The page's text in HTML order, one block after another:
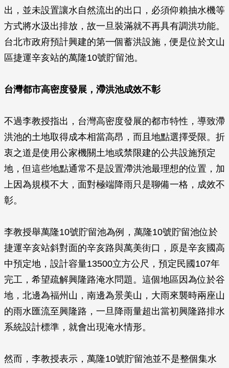
出，並未設置讓水自然流出的出口，必須仰賴抽水機等
方式將水汲出排放，故一旦裝滿就不再具有調洪功能。
台北市政府預計興建的第一個蓄洪設施，便是位於文山
區捷運辛亥站的萬隆10號貯留池。
台灣都市高密度發展，滯洪池成效不彰
不過李教授指出，台灣高密度發展的都市特性，導致滯
洪池的土地取得成本相當高昂，而且地點選擇受限。折
衷之道是使用公家機關土地或禁限建的公共設施預定
地，但這些地點通常不是設置滯洪池最理想的位置，加
上因為規模不大，面對極端降雨只是聊備一格，成效不
彰。
李教授舉萬隆10號貯留池為例，萬隆10號貯留池位於
捷運辛亥站斜對面的辛亥路與萬美街口，原是辛亥國高
中預定地，設計容量13500立方公尺，預定民國107年
完工，希望疏解興隆路淹水問題。這個地區因為位於谷
地，北邊為福州山，南邊為景美山，大雨來襲時兩座山
的雨水匯流至興隆路，一旦降雨量超出當初興隆路排水
系統設計標準，就會出現淹水情形。
然而，李教授表示，萬隆10號貯留池並不是整個集水